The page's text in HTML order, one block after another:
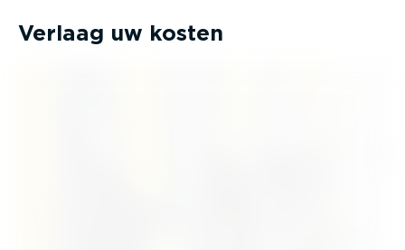
Verlaag uw kosten